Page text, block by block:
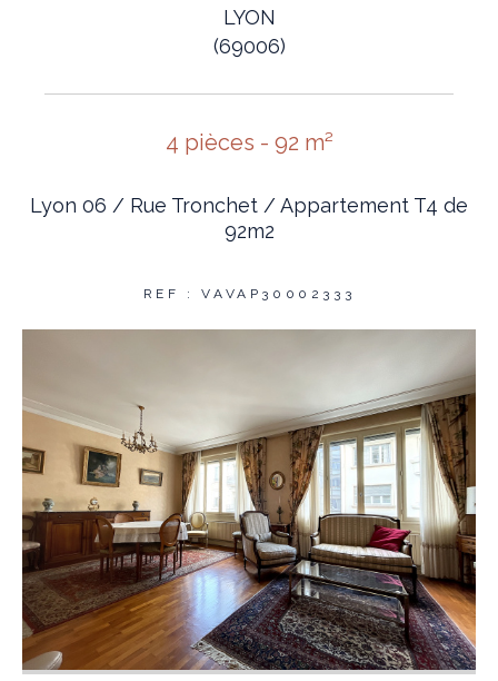
LYON
(69006)
4 pièces - 92 m²
Lyon 06 / Rue Tronchet / Appartement T4 de
92m2
REF : VAVAP30002333